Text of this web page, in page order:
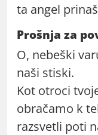
ta angel
Prošnja za
O, nebeški
naši stiski.
Kot otroci
obračamo k
razsvetli poti